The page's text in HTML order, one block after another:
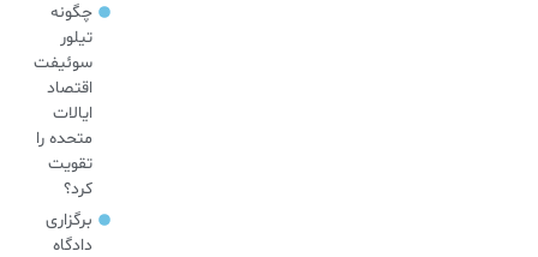
چگونه
تیلور
سوئیفت
اقتصاد
ایالات
متحده را
تقویت
کرد؟
برگزاری
دادگاه